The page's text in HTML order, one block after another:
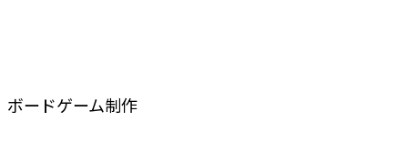
ボードゲーム制作